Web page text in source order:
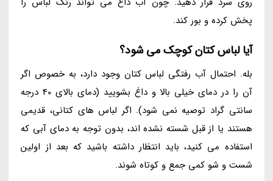
پخش کرده و بور کند.
آیا لباس کتان کوچک می شود؟
بله. احتمال آب رفتگی لباس کتان وجود دارد، به خصوص اگر
آن را در دمای خیلی بالا و داغ بشویید (دمای بالای 40 درجه
سانتی گراد توصیه نمی شود). اگر لباس های کتانی، قدیمی
هستند یا از قبل شسته نشده اند، بدون توجه به دمای آبی که
استفاده می کنید، باید انتظار داشته باشید که بعد از اولین
شست و شو کمی جمع و کوتاه شوند.